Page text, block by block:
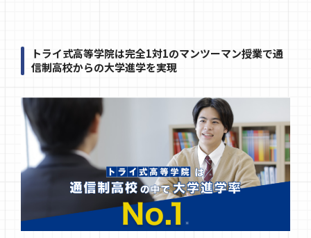
トライ式高等学院は完全1対1のマンツーマン授業で通
信制高校からの大学進学を実現